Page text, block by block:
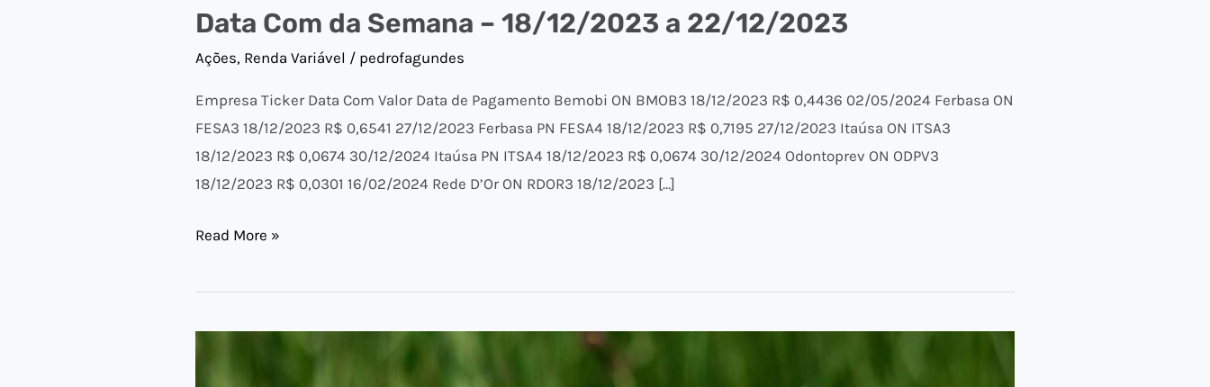
Data Com da Semana – 18/12/2023 a 22/12/2023
Ações, Renda Variável / pedrofagundes
Empresa Ticker Data Com Valor Data de Pagamento Bemobi ON BMOB3 18/12/2023 R$ 0,4436 02/05/2024 Ferbasa ON
FESA3 18/12/2023 R$ 0,6541 27/12/2023 Ferbasa PN FESA4 18/12/2023 R$ 0,7195 27/12/2023 Itaúsa ON ITSA3
18/12/2023 R$ 0,0674 30/12/2024 Itaúsa PN ITSA4 18/12/2023 R$ 0,0674 30/12/2024 Odontoprev ON ODPV3
18/12/2023 R$ 0,0301 16/02/2024 Rede D’Or ON RDOR3 18/12/2023 […]
Read More »